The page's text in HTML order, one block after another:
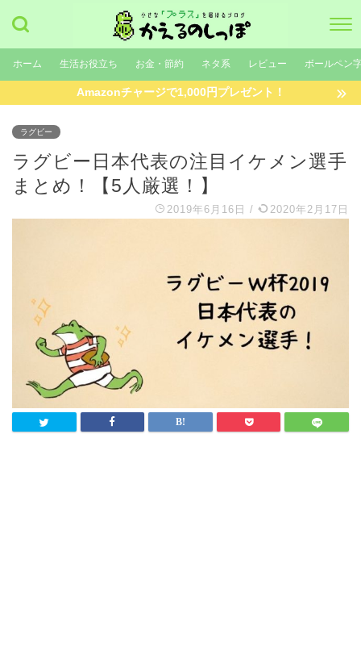
ホーム 生活お役立ち お金・節約 ネタ系 レビュー ボールペン
Amazonチャージで1,000円プレゼント！
ラグビー
ラグビー日本代表の注目イケメン選手
まとめ！【5人厳選！】
2019年6月16日 / 2020年2月17日